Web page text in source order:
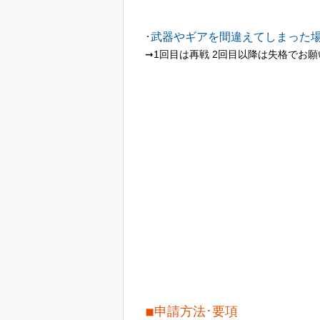
･武器やギアを間違えてしまった
➞1回目は再戦 2回目以降は失格でお願
◾︎申請方法･要項